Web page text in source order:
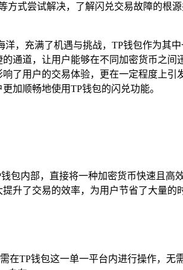
式尝试解决，了解闪兑交易故障的根
，充满了机遇与挑战，TP钱包作为其
通道，让用户能够在不同加密货币之
了用户的交易体验，更在一定程度上
加顺畅地使用TP钱包的闪兑功能。
包内部，直接将一种加密货币快速且
升了交易的效率，为用户节省了大量
在TP钱包这一单一平台内进行操作，